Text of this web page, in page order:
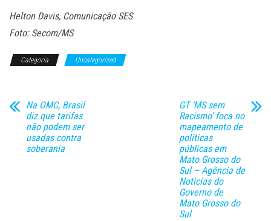
Helton Davis, Comunicação SES
Foto: Secom/MS
Categoria Uncategorized
Na OMC, Brasil
diz que tarifas
não podem ser
usadas contra
soberania
GT ‘MS sem
Racismo’ foca no
mapeamento de
políticas
públicas em
Mato Grosso do
Sul – Agência de
Noticias do
Governo de
Mato Grosso do
Sul